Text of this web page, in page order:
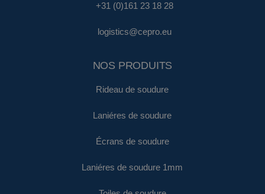
+31 (0)161 23 18 28
logistics@cepro.eu
NOS PRODUITS
Rideau de soudure
Laniéres de soudure
Écrans de soudure
Laniéres de soudure 1mm